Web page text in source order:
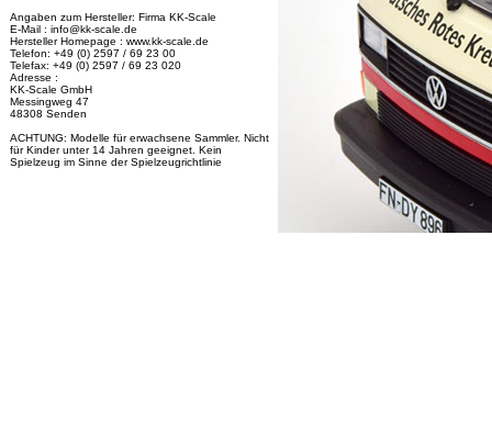
Angaben zum Hersteller: Firma KK-Scale
E-Mail : info@kk-scale.de
Hersteller Homepage : www.kk-scale.de
Telefon: +49 (0) 2597 / 69 23 00
Telefax: +49 (0) 2597 / 69 23 020
Adresse :
KK-Scale GmbH
Messingweg 47
48308 Senden
ACHTUNG: Modelle für erwachsene Sammler. Nicht
für Kinder unter 14 Jahren geeignet. Kein
Spielzeug im Sinne der Spielzeugrichtlinie